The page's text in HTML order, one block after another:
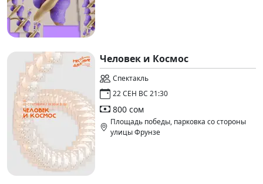
Человек и Космос
Спектакль
22 СЕН ВС 21:30
800 сом
Площадь победы, парковка со стороны
улицы Фрунзе